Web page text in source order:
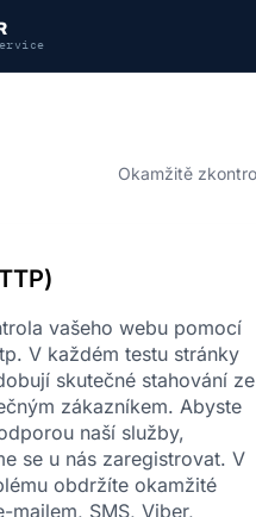
Okamžitě
vašeho webu pomocí
V každém testu stránky
skutečné stahování ze
zákazníkem. Abyste
naší služby,
se u nás zaregistrovat. V
obdržíte okamžité
mailem, SMS, Viber,